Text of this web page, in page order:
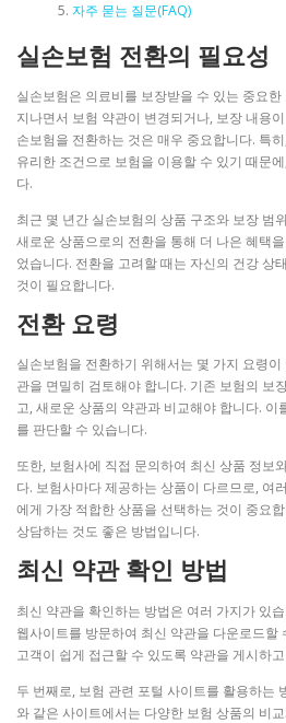
자주 묻는 질문(FAQ)
실손보험 전환의 필요성
실손보험은 의료비를 보장받을 수 있는 중요
지나면서 보험 약관이 변경되거나, 보장 내용
손보험을 전환하는 것은 매우 중요합니다. 특
유리한 조건으로 보험을 이용할 수 있기 때문
다.
최근 몇 년간 실손보험의 상품 구조와 보장 범
새로운 상품으로의 전환을 통해 더 나은 혜택
었습니다. 전환을 고려할 때는 자신의 건강 상
것이 필요합니다.
전환 요령
실손보험을 전환하기 위해서는 몇 가지 요령
관을 면밀히 검토해야 합니다. 기존 보험의 보
고, 새로운 상품의 약관과 비교해야 합니다. 이
를 판단할 수 있습니다.
또한, 보험사에 직접 문의하여 최신 상품 정보
다. 보험사마다 제공하는 상품이 다르므로, 여
에게 가장 적합한 상품을 선택하는 것이 중요
상담하는 것도 좋은 방법입니다.
최신 약관 확인 방법
최신 약관을 확인하는 방법은 여러 가지가 있
웹사이트를 방문하여 최신 약관을 다운로드할
고객이 쉽게 접근할 수 있도록 약관을 게시하
두 번째로, 보험 관련 포털 사이트를 활용하는
와 같은 사이트에서는 다양한 보험 상품의 비